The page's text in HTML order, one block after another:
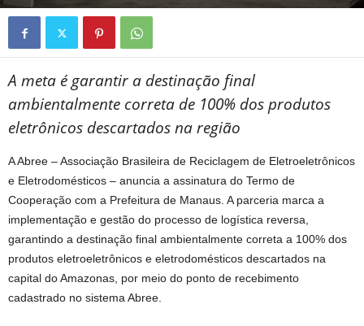
A meta é garantir a destinação final
ambientalmente correta de 100% dos produtos
eletrônicos descartados na região
A Abree – Associação Brasileira de Reciclagem de Eletroeletrônicos
e Eletrodomésticos – anuncia a assinatura do Termo de
Cooperação com a Prefeitura de Manaus. A parceria marca a
implementação e gestão do processo de logística reversa,
garantindo a destinação final ambientalmente correta a 100% dos
produtos eletroeletrônicos e eletrodomésticos descartados na
capital do Amazonas, por meio do ponto de recebimento
cadastrado no sistema Abree.